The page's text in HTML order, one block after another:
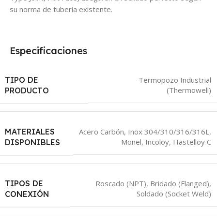
su norma de tubería existente.
Especificaciones
TIPO DE
PRODUCTO
Termopozo Industrial
(Thermowell)
MATERIALES
DISPONIBLES
Acero Carbón, Inox 304/310/316/316L,
Monel, Incoloy, Hastelloy C
TIPOS DE
CONEXIÓN
Roscado (NPT), Bridado (Flanged),
Soldado (Socket Weld)